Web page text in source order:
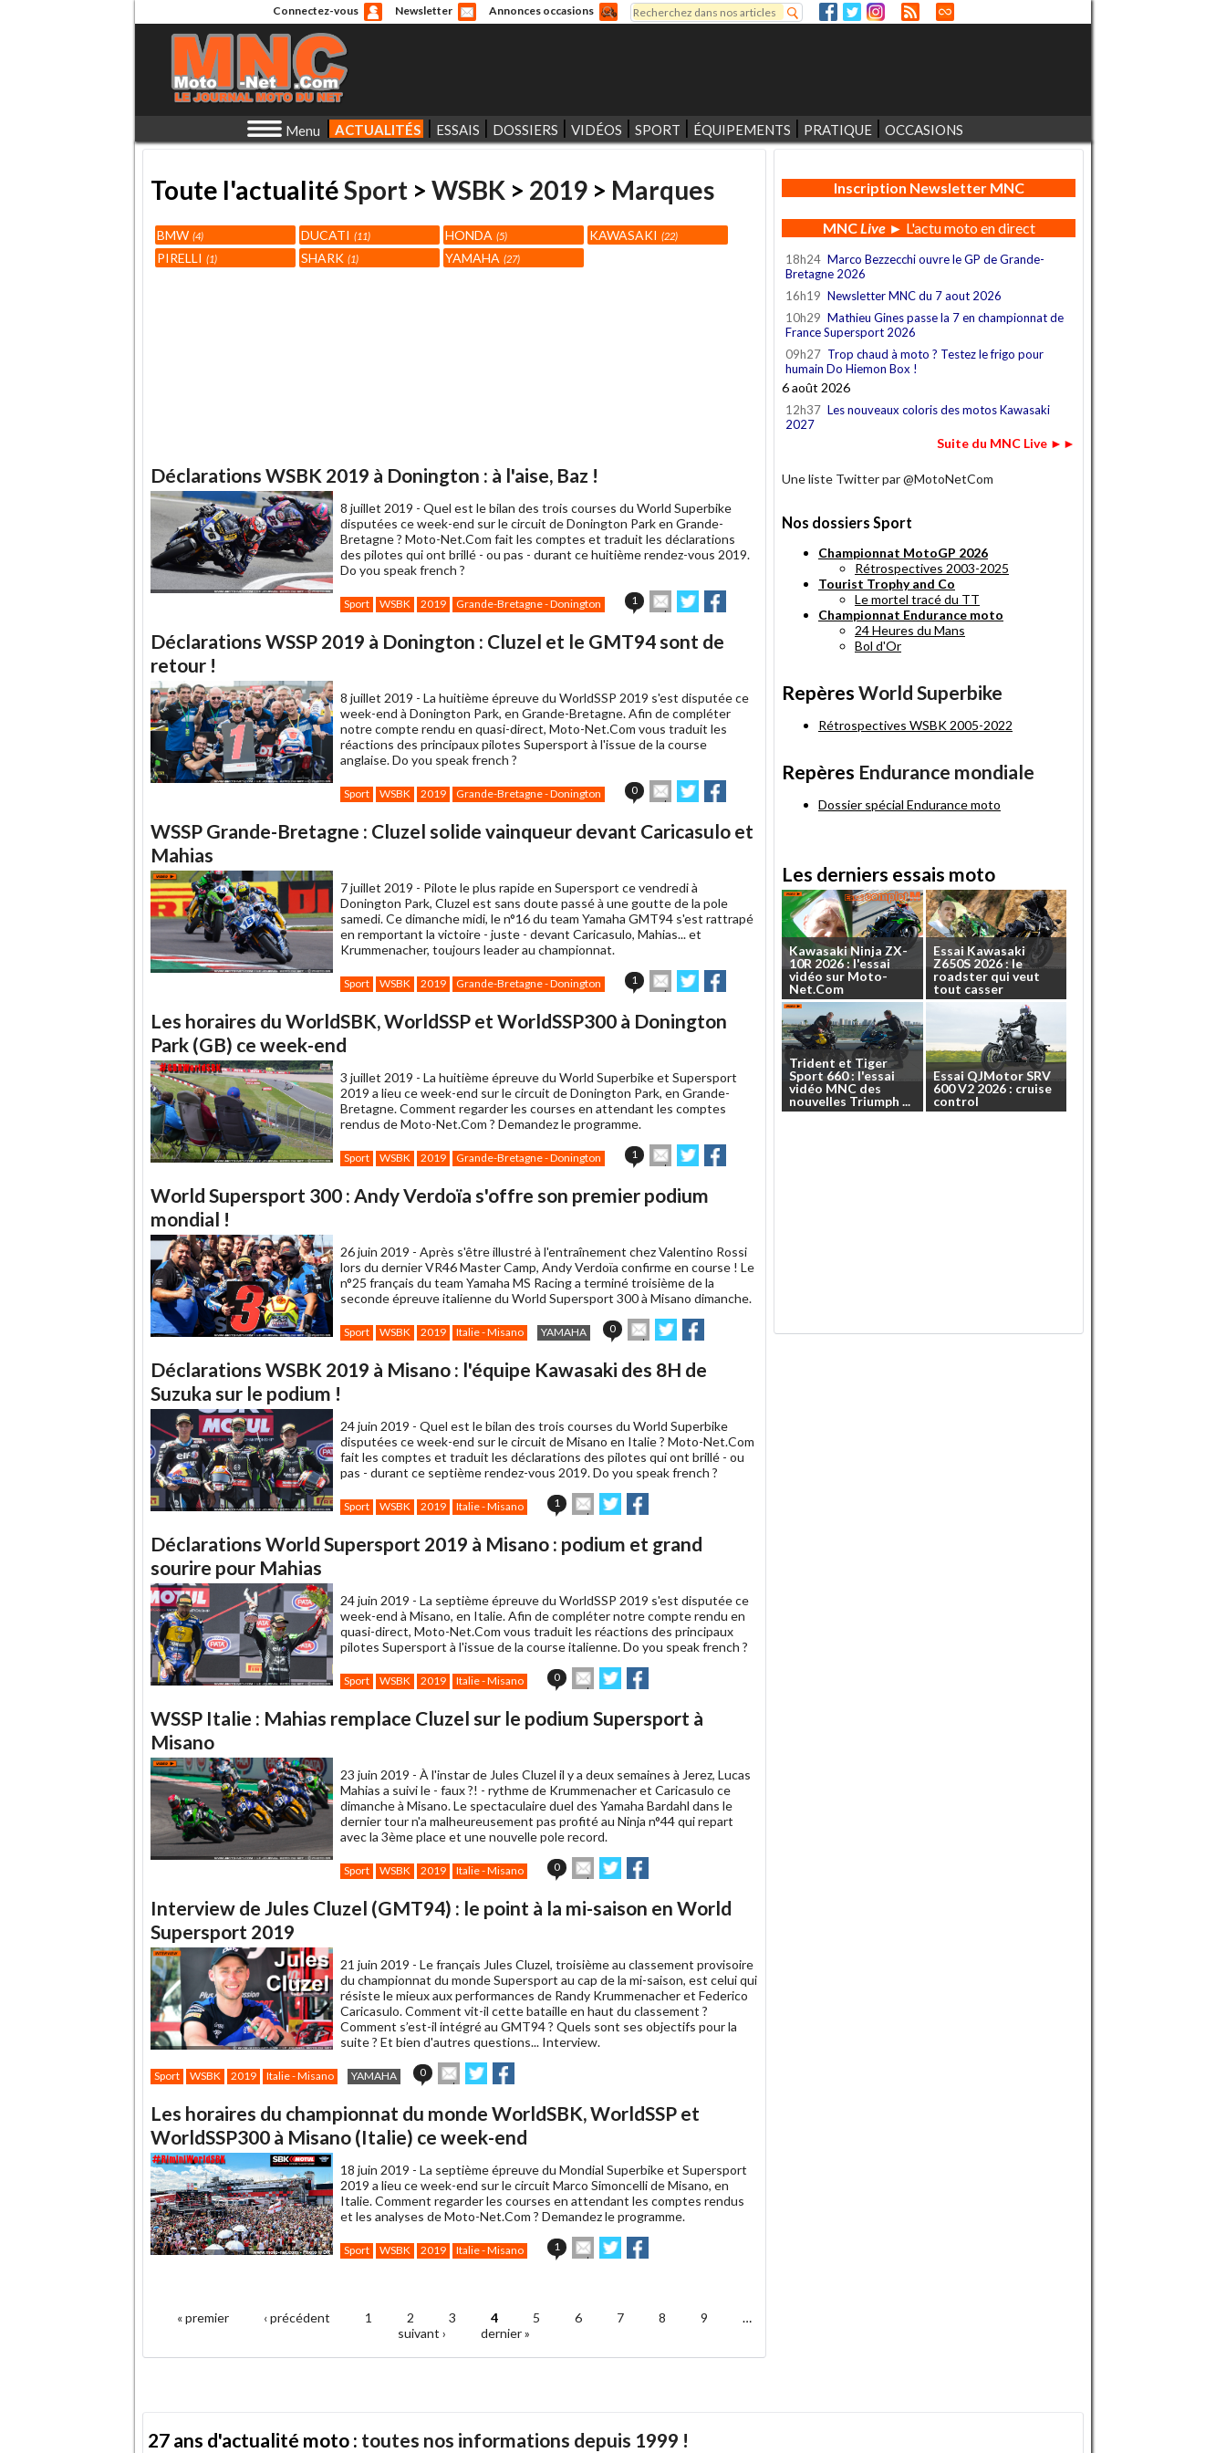
Connectez-vous Newsletter Annonces occasions
Formulaire de recherche
Rechercher
Menu ACTUALITÉS ESSAIS DOSSIERS VIDÉOS SPORT ÉQUIPEMENTS PRATIQUE OCCASIONS
Toute l'actualitéSport > WSBK > 2019 > Marques
BMW 4 DUCATI 11 HONDA 5 KAWASAKI 22
PIRELLI 1 SHARK 1 YAMAHA 27
Déclarations WSBK 2019 à Donington : à l'aise, Baz !
8 juillet 2019 - Quel est le bilan des trois courses du World Superbike
disputées ce week-end sur le circuit de Donington Park en Grande-
Bretagne ? Moto-Net.Com fait les comptes et traduit les déclarations
des pilotes qui ont brillé - ou pas - durant ce huitième rendez-vous 2019.
Do you speak french ?
Sport WSBK 2019 Grande-Bretagne - Donington 1
Envoyer
cet
à
Partager
sur sur
Déclarations WSSP 2019 à Donington : Cluzel et le GMT94 sont de
retour !
8 juillet 2019 - La huitième épreuve du WorldSSP 2019 s'est disputée ce
week-end à Donington Park, en Grande-Bretagne. Afin de compléter
notre compte rendu en quasi-direct, Moto-Net.Com vous traduit les
réactions des principaux pilotes Supersport à l'issue de la course
anglaise. Do you speak french ?
Sport WSBK 2019 Grande-Bretagne - Donington 0
Envoyer
cet
à
Partager
sur sur
WSSP Grande-Bretagne : Cluzel solide vainqueur devant Caricasulo et
Mahias
7 juillet 2019 - Pilote le plus rapide en Supersport ce vendredi à
Donington Park, Cluzel est sans doute passé à une goutte de la pole
samedi. Ce dimanche midi, le n°16 du team Yamaha GMT94 s'est rattrapé
en remportant la victoire - juste - devant Caricasulo, Mahias... et
Krummenacher, toujours leader au championnat.
Sport WSBK 2019 Grande-Bretagne - Donington 1
Envoyer
cet
à
Partager
sur sur
Les horaires du WorldSBK, WorldSSP et WorldSSP300 à Donington
Park (GB) ce week-end
3 juillet 2019 - La huitième épreuve du World Superbike et Supersport
2019 a lieu ce week-end sur le circuit de Donington Park, en Grande-
Bretagne. Comment regarder les courses en attendant les comptes
rendus de Moto-Net.Com ? Demandez le programme.
Sport WSBK 2019 Grande-Bretagne - Donington 1
Envoyer
cet
à
Partager
sur sur
World Supersport 300 : Andy Verdoïa s'offre son premier podium
mondial !
26 juin 2019 - Après s'être illustré à l'entraînement chez Valentino Rossi
lors du dernier VR46 Master Camp, Andy Verdoïa confirme en course ! Le
n°25 français du team Yamaha MS Racing a terminé troisième de la
seconde épreuve italienne du World Supersport 300 à Misano dimanche.
Sport WSBK 2019 Italie - Misano YAMAHA 0
Envoyer
cet
à
Partager
sur sur
Déclarations WSBK 2019 à Misano : l'équipe Kawasaki des 8H de
Suzuka sur le podium !
24 juin 2019 - Quel est le bilan des trois courses du World Superbike
disputées ce week-end sur le circuit de Misano en Italie ? Moto-Net.Com
fait les comptes et traduit les déclarations des pilotes qui ont brillé - ou
pas - durant ce septième rendez-vous 2019. Do you speak french ?
Sport WSBK 2019 Italie - Misano 1
Envoyer
cet
à
Partager
sur sur
Déclarations World Supersport 2019 à Misano : podium et grand
sourire pour Mahias
24 juin 2019 - La septième épreuve du WorldSSP 2019 s'est disputée ce
week-end à Misano, en Italie. Afin de compléter notre compte rendu en
quasi-direct, Moto-Net.Com vous traduit les réactions des principaux
pilotes Supersport à l'issue de la course italienne. Do you speak french ?
Sport WSBK 2019 Italie - Misano 0
Envoyer
cet
à
Partager
sur sur
WSSP Italie : Mahias remplace Cluzel sur le podium Supersport à
Misano
23 juin 2019 - À l'instar de Jules Cluzel il y a deux semaines à Jerez, Lucas
Mahias a suivi le - faux ?! - rythme de Krummenacher et Caricasulo ce
dimanche à Misano. Le spectaculaire duel des Yamaha Bardahl dans le
dernier tour n'a malheureusement pas profité au Ninja n°44 qui repart
avec la 3ème place et une nouvelle pole record.
Sport WSBK 2019 Italie - Misano 0
Envoyer
cet
à
Partager
sur sur
Interview de Jules Cluzel (GMT94) : le point à la mi-saison en World
Supersport 2019
21 juin 2019 - Le français Jules Cluzel, troisième au classement provisoire
du championnat du monde Supersport au cap de la mi-saison, est celui qui
résiste le mieux aux performances de Randy Krummenacher et Federico
Caricasulo. Comment vit-il cette bataille en haut du classement ?
Comment s’est-il intégré au GMT94 ? Quels sont ses objectifs pour la
suite ? Et bien d'autres questions... Interview.
Sport WSBK 2019 Italie - Misano YAMAHA 0
Envoyer
cet
à
un
ami
Partager
sur sur
Les horaires du championnat du monde WorldSBK, WorldSSP et
WorldSSP300 à Misano (Italie) ce week-end
18 juin 2019 - La septième épreuve du Mondial Superbike et Supersport
2019 a lieu ce week-end sur le circuit Marco Simoncelli de Misano, en
Italie. Comment regarder les courses en attendant les comptes rendus
et les analyses de Moto-Net.Com ? Demandez le programme.
Sport WSBK 2019 Italie - Misano 1
Envoyer
cet
ami
Partager
sur sur
Pages
« premier ‹ précédent 1 2 3 4 5 6 7 8 9
…
suivant ›
dernier »
Inscription Newsletter MNC
MNCLive► L'actu moto en direct
18h24 Marco Bezzecchi ouvre le GP de Grande-
Bretagne 2026
16h19 Newsletter MNC du 7 aout 2026
10h29 Mathieu Gines passe la 7 en championnat de
France Supersport 2026
09h27 Trop chaud à moto ? Testez le frigo pour
humain Do Hiemon Box !
6 août 2026
12h37 Les nouveaux coloris des motos Kawasaki
2027
Suite du MNC Live ►►
Une liste Twitter par @MotoNetCom
Nos dossiers Sport
Championnat MotoGP 2026
Rétrospectives 2003-2025
Tourist Trophy and Co
Le mortel tracé du TT
Championnat Endurance moto
24 Heures du Mans
Bol d'Or
Repères World Superbike
Rétrospectives WSBK 2005-2022
Repères Endurance mondiale
Dossier spécial Endurance moto
Les derniers essais moto
KawasakiNinja ZX-
10R2026: l'essai
vidéo sur Moto-
Net.Com
EssaiKawasaki
Z650S 2026:le
roadster qui veut
tout casser
Trident etTiger
Sport660:l'essai
vidéo MNC des
nouvelles Triumph ...
Essai QJMotorSRV
600V2 2026 : cruise
control
27 ans d'actualité moto : toutes nos informations depuis 1999 !